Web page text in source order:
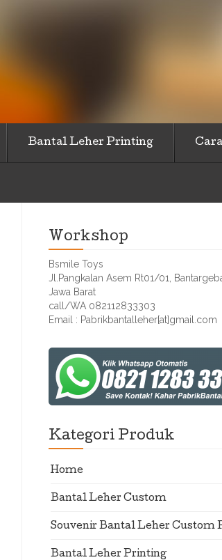
Bantal Leher Printing
Workshop
Bsmile Toys
Jl.Pangkalan Asem Rt01/01,
Jawa Barat
call/WA 082112833303
Email : Pabrikbantalleher[at]gmail.com
Kategori Produk
Home
Bantal Leher Custom
Souvenir Bantal Leher Custom
Bantal Leher Printing